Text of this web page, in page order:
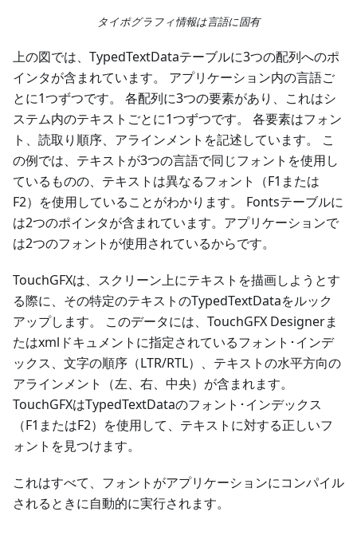
タイポグラフィ情報は言語に固有
上の図では、TypedTextDataテーブルに3つの配列へのポ
インタが含まれています。 アプリケーション内の言語ご
とに1つずつです。 各配列に3つの要素があり、これはシ
ステム内のテキストごとに1つずつです。 各要素はフォン
ト、読取り順序、アラインメントを記述しています。 こ
の例では、テキストが3つの言語で同じフォントを使用し
ているものの、テキストは異なるフォント（F1または
F2）を使用していることがわかります。 Fontsテーブルに
は2つのポインタが含まれています。アプリケーションで
は2つのフォントが使用されているからです。
TouchGFXは、スクリーン上にテキストを描画しようとす
る際に、その特定のテキストのTypedTextDataをルック
アップします。 このデータには、TouchGFX Designerま
たはxmlドキュメントに指定されているフォント･インデ
ックス、文字の順序（LTR/RTL）、テキストの水平方向の
アラインメント（左、右、中央）が含まれます。
TouchGFXはTypedTextDataのフォント･インデックス
（F1またはF2）を使用して、テキストに対する正しいフ
ォントを見つけます。
これはすべて、フォントがアプリケーションにコンパイル
されるときに自動的に実行されます。